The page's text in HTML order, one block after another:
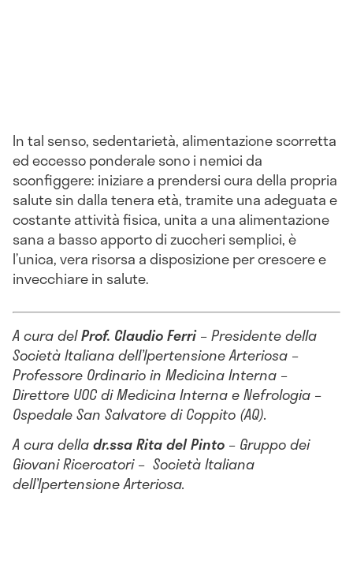
In tal senso, sedentarietà, alimentazione scorretta
ed eccesso ponderale sono i nemici da
sconfiggere: iniziare a prendersi cura della propria
salute sin dalla tenera età, tramite una adeguata e
costante attività fisica, unita a una alimentazione
sana a basso apporto di zuccheri semplici, è
l’unica, vera risorsa a disposizione per crescere e
invecchiare in salute.
A cura delProf. Claudio Ferri– Presidente della
Società Italiana dell’Ipertensione Arteriosa –
Professore Ordinario in Medicina Interna –
Direttore UOC di Medicina Interna e Nefrologia –
Ospedale San Salvatore di Coppito (AQ).
A cura delladr.ssa Rita del Pinto – Gruppo dei
Giovani Ricercatori – Società Italiana
dell’Ipertensione Arteriosa.